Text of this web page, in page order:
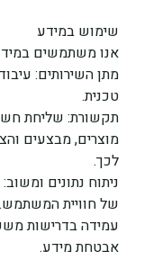
שימוש במידע
אנו משתמשים
מתן השירותים:
טכנית.
תקשורת: שליחת
מוצרים, מבצעים
לכך.
ניתוח נתונים
של חוויית המשתמש.
עמידה בדרישות
אבטחת מידע.